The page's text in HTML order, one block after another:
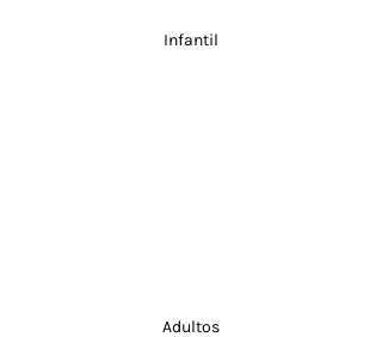
Infantil
Adultos